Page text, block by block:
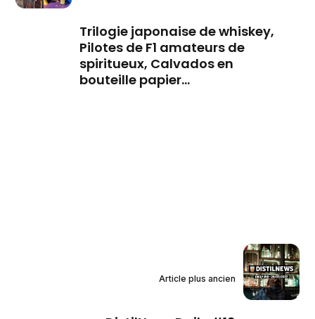
Trilogie japonaise de whiskey,
Pilotes de F1 amateurs de
spiritueux, Calvados en
bouteille papier...
Article plus ancien